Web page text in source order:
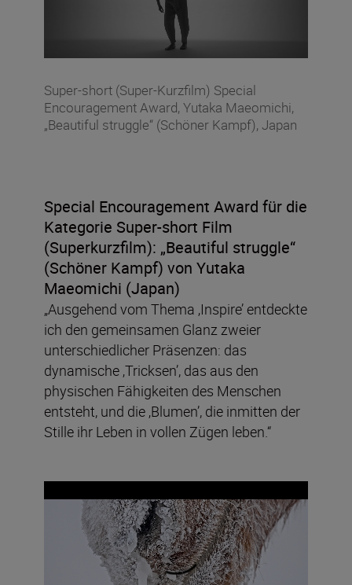
Super-short (Super-Kurzfilm) Special
Encouragement Award, Yutaka Maeomichi,
„Beautiful struggle“ (Schöner Kampf), Japan
Special Encouragement Award für die
Kategorie Super-short Film
(Superkurzfilm): „Beautiful struggle“
(Schöner Kampf) von Yutaka
Maeomichi (Japan)
„Ausgehend vom Thema ‚Inspire’ entdeckte
ich den gemeinsamen Glanz zweier
unterschiedlicher Präsenzen: das
dynamische ‚Tricksen’, das aus den
physischen Fähigkeiten des Menschen
entsteht, und die ‚Blumen’, die inmitten der
Stille ihr Leben in vollen Zügen leben.“